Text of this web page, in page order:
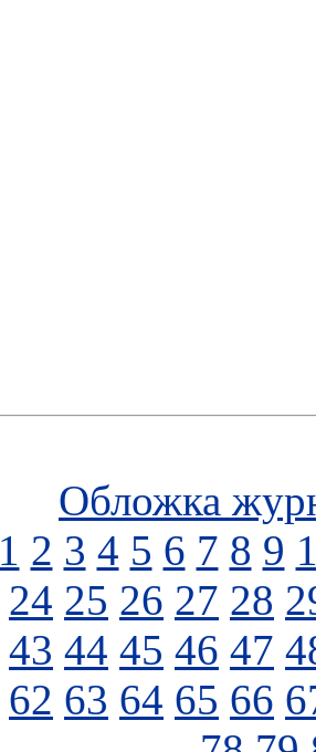
Обложка
1 2 3 4 5 6 7 8 9
24 25 26 27 28
43 44 45 46 47
62 63 64 65 66